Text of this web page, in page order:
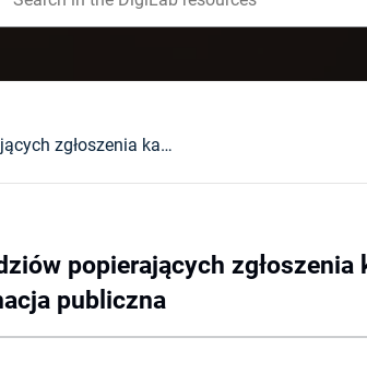
Dane sędziów popierających zgłoszenia kandydatów na członków Krajowej Rady Sądownictwa jako informacja publiczna
popierających
publiczna